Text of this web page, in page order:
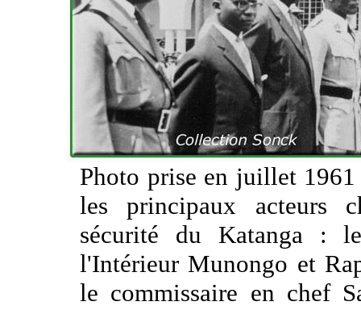
Photo prise en juillet
les principaux acteurs
sécurité du Katanga :
l'Intérieur Munongo et
le commissaire en chef